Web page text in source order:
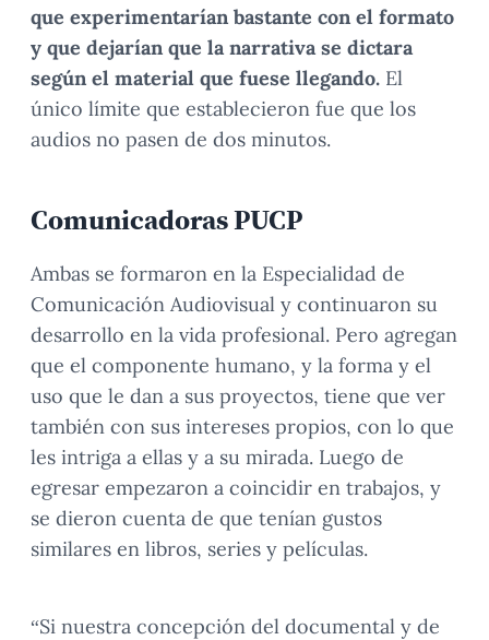
que experimentarían bastante con el formato
y que dejarían que la narrativa se dictara
según el material que fuese llegando. El
único límite que establecieron fue que los
audios no pasen de dos minutos.
Comunicadoras PUCP
Ambas se formaron en la Especialidad de
Comunicación Audiovisual y continuaron su
desarrollo en la vida profesional. Pero agregan
que el componente humano, y la forma y el
uso que le dan a sus proyectos, tiene que ver
también con sus intereses propios, con lo que
les intriga a ellas y a su mirada. Luego de
egresar empezaron a coincidir en trabajos, y
se dieron cuenta de que tenían gustos
similares en libros, series y películas.
“Si nuestra concepción del documental y de